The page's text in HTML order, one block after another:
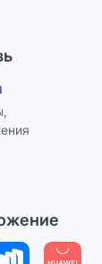
соглашение